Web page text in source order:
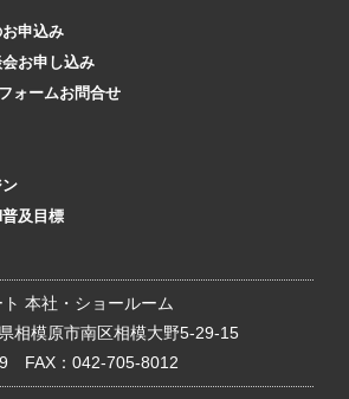
申込み
お申し込み
ォームお問合せ
及目標
本社・ショールーム
相模原市南区相模大野5-29-15
FAX：042-705-8012